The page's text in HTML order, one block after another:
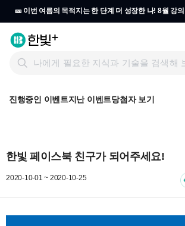
🎫 이번 여름의 목적지는 한 단계 더 성장한 나! 8월 강
진행중인 이벤트지난 이벤트당첨자 보기
한빛 페이스북 친구가 되어주세요!
2020-10-01 ~ 2020-10-25